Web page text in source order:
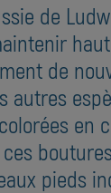
de
de
en
pieds